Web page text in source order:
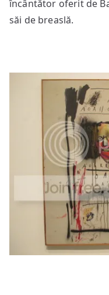
încântător oferit de
săi de breaslă.